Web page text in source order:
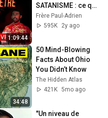
1:09:44
SATANISME : ce que
vous devez savoir
(père Jean
Frère Paul-Adrien
595K
2y ago
34:48
50 Mind-Blowing
Facts About Ohio
You Didn’t Know
The Hidden Atlas
421K 5mo ago
"Un niveau de